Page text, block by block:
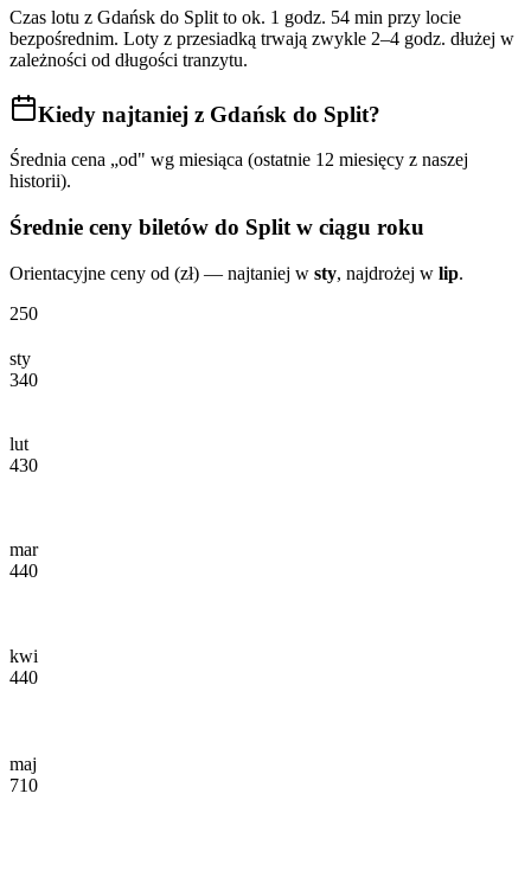
Czas lotu z Gdańsk do Split to ok. 1 godz. 54 min przy locie
bezpośrednim. Loty z przesiadką trwają zwykle 2–4 godz. dłużej w
zależności od długości tranzytu.
Kiedy najtaniej z Gdańsk do Split?
Średnia cena „od" wg miesiąca (ostatnie 12 miesięcy z naszej
historii).
Średnie ceny biletów do Split w ciągu roku
Orientacyjne ceny od (zł) — najtaniej w sty, najdrożej w lip.
250
sty
340
lut
430
mar
440
kwi
440
maj
710